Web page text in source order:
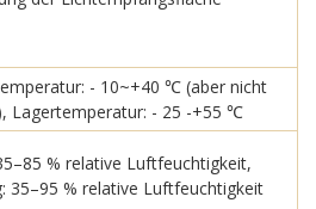
- 10~+40 ℃ (aber nicht
Lagertemperatur: - 25 -+55 ℃
% relative Luftfeuchtigkeit,
35–95 % relative Luftfeuchtigkeit